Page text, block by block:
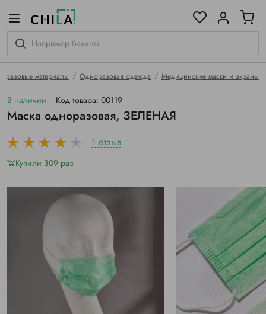
материалы Одноразовая одежда Медицинские маски и экраны
В наличии Код товара: 00119
Маска одноразовая, ЗЕЛЕНАЯ
1 отзыв
Купили 309 раз
гамме